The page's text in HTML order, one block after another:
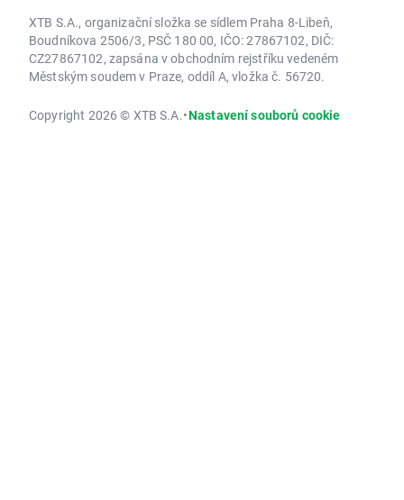
XTB S.A., organizační složka se sídlem Praha 8-Libeň,
Boudníkova 2506/3, PSČ 180 00, IČO: 27867102, DIČ:
CZ27867102, zapsána v obchodním rejstříku vedeném
Městským soudem v Praze, oddíl A, vložka č. 56720.
Copyright 2026 © XTB S.A.•Nastavení souborů cookie